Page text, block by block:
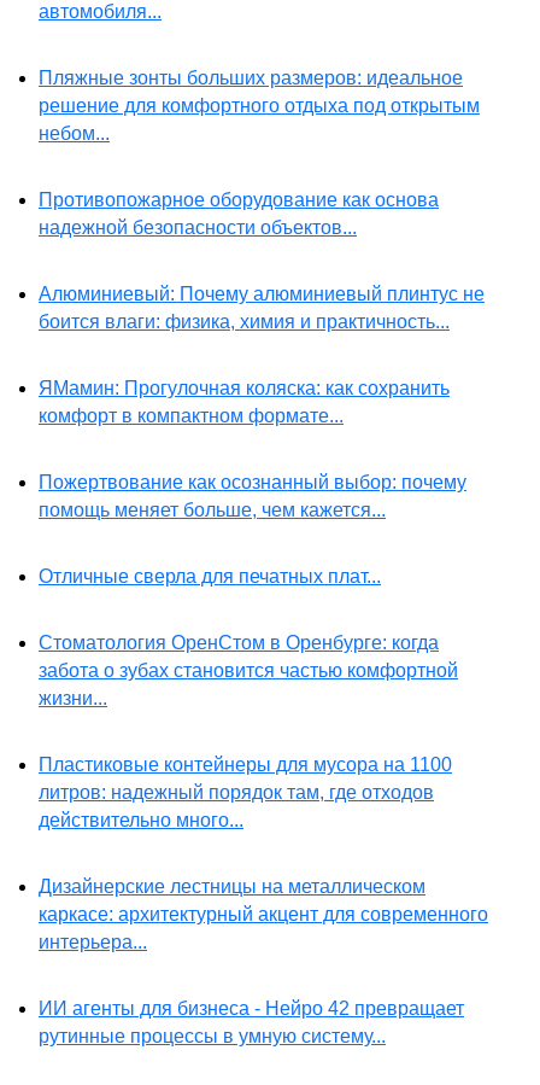
автомобиля...
Пляжные зонты больших размеров: идеальное
решение для комфортного отдыха под открытым
небом...
Противопожарное оборудование как основа
надежной безопасности объектов...
Алюминиевый: Почему алюминиевый плинтус не
боится влаги: физика, химия и практичность...
ЯМамин: Прогулочная коляска: как сохранить
комфорт в компактном формате...
Пожертвование как осознанный выбор: почему
помощь меняет больше, чем кажется...
Отличные сверла для печатных плат...
Стоматология ОренСтом в Оренбурге: когда
забота о зубах становится частью комфортной
жизни...
Пластиковые контейнеры для мусора на 1100
литров: надежный порядок там, где отходов
действительно много...
Дизайнерские лестницы на металлическом
каркасе: архитектурный акцент для современного
интерьера...
ИИ агенты для бизнеса - Нейро 42 превращает
рутинные процессы в умную систему...